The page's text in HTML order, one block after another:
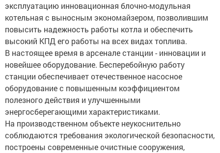
эксплуатацию инновационная блочно-модульная
котельная с выносным экономайзером, позволившим
повысить надежность работы котла и обеспечить
высокий КПД его работы на всех видах топлива.
В настоящее время в арсенале станции - инновации и
новейшее оборудование. Бесперебойную работу
станции обеспечивает отечественное насосное
оборудование с повышенным коэффициентом
полезного действия и улучшенными
энергосберегающими характеристиками.
На производственном объекте неукоснительно
соблюдаются требования экологической безопасности,
построены современные очистные сооружения,